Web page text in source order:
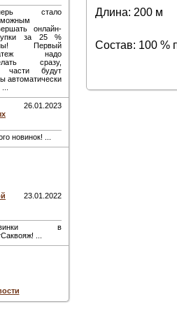
стало
онлайн-
за 25 %
Первый
надо
сразу,
части будут
автоматически
26.01.2023
новинок! ...
23.01.2022
в
...
Длина: 200 м
Состав: 100 %